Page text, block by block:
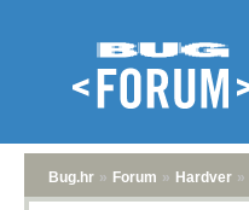
Bug.hr » Forum » Hardver »